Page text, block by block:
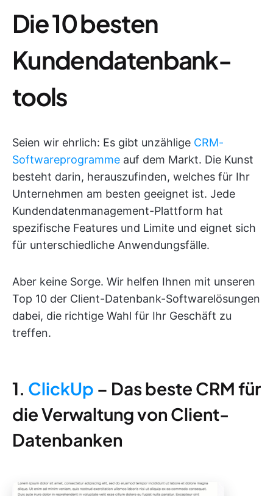
Die 10 besten
Kundendatenbank-
tools
Seien wir ehrlich: Es gibt unzählige CRM-
Softwareprogramme auf dem Markt. Die Kunst
besteht darin, herauszufinden, welches für Ihr
Unternehmen am besten geeignet ist. Jede
Kundendatenmanagement-Plattform hat
spezifische Features und Limite und eignet sich
für unterschiedliche Anwendungsfälle.
Aber keine Sorge. Wir helfen Ihnen mit unseren
Top 10 der Client-Datenbank-Softwarelösungen
dabei, die richtige Wahl für Ihr Geschäft zu
treffen.
1. ClickUp – Das beste CRM für
die Verwaltung von Client-
Datenbanken